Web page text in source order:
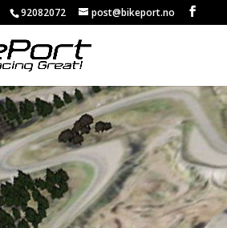
92082072 post@bikeport.no